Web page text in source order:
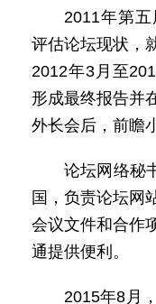
2011年第
评估论坛现状，
2012年3月至
形成最终报告并
外长会后，前瞻
论坛网络秘
国，负责论坛网
会议文件和合作
通提供便利。
2015年8月